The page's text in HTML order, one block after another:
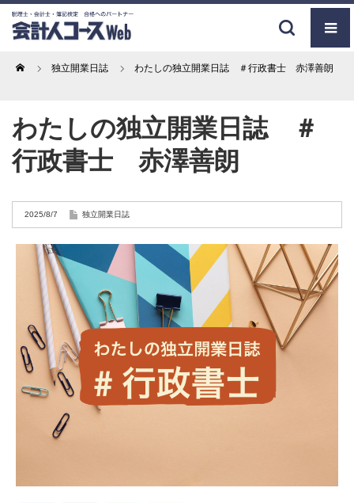
Home 独立開業日誌 わたしの独立開業日誌 ＃行政書士 赤澤善朗
わたしの独立開業日誌 ＃
行政書士 赤澤善朗
2025/8/7 独立開業日誌